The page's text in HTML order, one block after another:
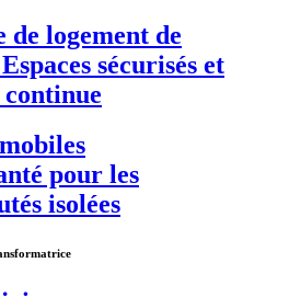
de logement de
Espaces sécurisés et
pour les
isolées